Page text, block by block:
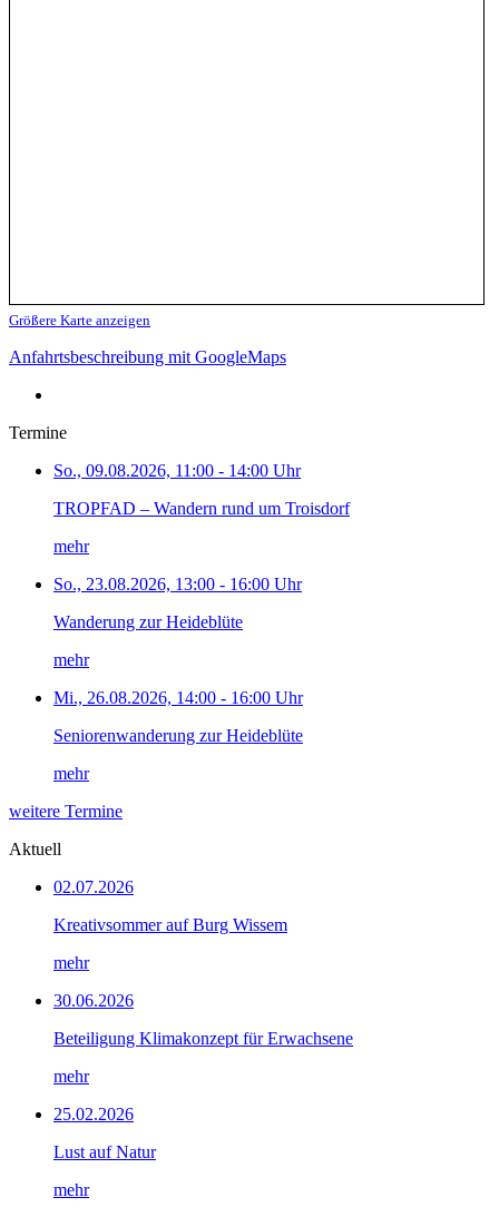
Größere Karte anzeigen
Anfahrtsbeschreibung mit GoogleMaps
Termine
So., 09.08.2026, 11:00 - 14:00 Uhr
TROPFAD – Wandern rund um Troisdorf
mehr
So., 23.08.2026, 13:00 - 16:00 Uhr
Wanderung zur Heideblüte
mehr
Mi., 26.08.2026, 14:00 - 16:00 Uhr
Seniorenwanderung zur Heideblüte
mehr
weitere Termine
Aktuell
02.07.2026
Kreativsommer auf Burg Wissem
mehr
30.06.2026
Beteiligung Klimakonzept für Erwachsene
mehr
25.02.2026
Lust auf Natur
mehr